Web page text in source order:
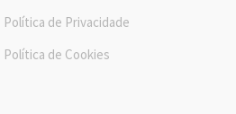
Política de Privacidade
Política de Cookies